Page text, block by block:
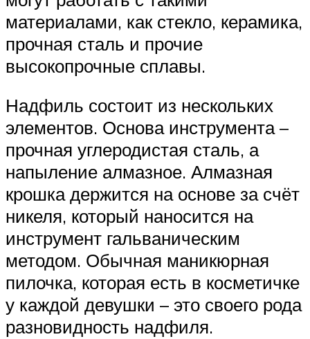
материалами, как стекло, керамика,
прочная сталь и прочие
высокопрочные сплавы.
Надфиль состоит из нескольких
элементов. Основа инструмента –
прочная углеродистая сталь, а
напыление алмазное. Алмазная
крошка держится на основе за счёт
никеля, который наносится на
инструмент гальваническим
методом. Обычная маникюрная
пилочка, которая есть в косметичке
у каждой девушки – это своего рода
разновидность надфиля.